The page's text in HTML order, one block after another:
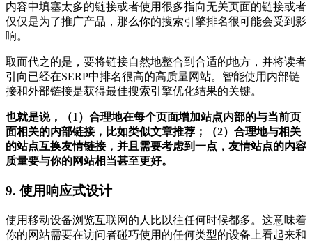
内容中填塞太多的链接或者使用很多指向无关页面的链接或者
仅仅是为了推广产品，那么你的搜索引擎排名很可能会受到影
响。
取而代之的是，要将链接自然地整合到合适的地方，并将读者
引向已经在SERP中排名很高的高质量网站。智能使用内部链
接和外部链接是获得最佳搜索引擎优化结果的关键。
也就是说，（1）合理地在每个页面增加站点内部的与当前页
面相关的内部链接，比如类似文章推荐；（2）合理地与相关
的站点互换友情链接，并且需要考虑到一点，友情站点的内容
质量要与你的网站相当甚至更好。
9. 使用响应式设计
使用移动设备浏览互联网的人比以往任何时候都多。这意味着
你的网站需要在访问者碰巧使用的任何类型的设备上看起来和